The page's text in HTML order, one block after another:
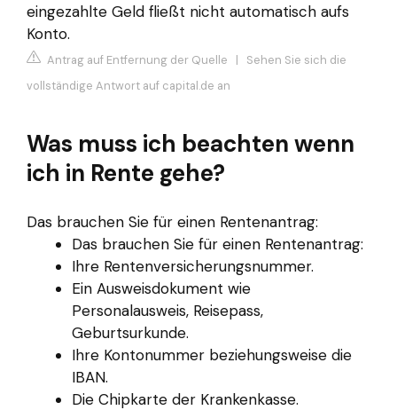
eingezahlte Geld fließt nicht automatisch aufs
Konto.
Antrag auf Entfernung der Quelle | Sehen Sie sich die
vollständige Antwort auf capital.de an
Was muss ich beachten wenn
ich in Rente gehe?
Das brauchen Sie für einen Rentenantrag:
Das brauchen Sie für einen Rentenantrag:
Ihre Rentenversicherungsnummer.
Ein Ausweisdokument wie
Personalausweis, Reisepass,
Geburtsurkunde.
Ihre Kontonummer beziehungsweise die
IBAN.
Die Chipkarte der Krankenkasse.